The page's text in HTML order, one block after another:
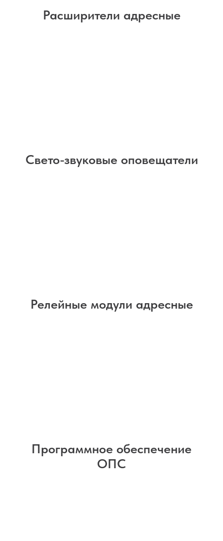
Расширители адресные
Свето-звуковые оповещатели
Релейные модули адресные
Программное обеспечение
ОПС